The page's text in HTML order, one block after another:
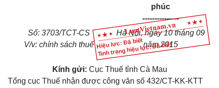
Hiệu lực: Đã biết
Tình trạng hiệu lực: Đã biết
phúc
---------------
Số: 3703/TCT-CS
V/v: chính sách thuế
Hà Nội, ngày 10 tháng 09
năm 2015
Kính gửi: Cục Thuế tỉnh Cà Mau
Tổng cục Thuế nhận được công văn số 432/CT-KK-KTT